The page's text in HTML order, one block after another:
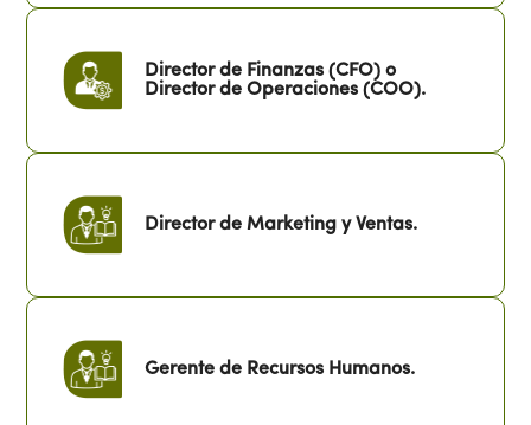
Director de Finanzas (CFO) o
Director de Operaciones (COO).
Director de Marketing y Ventas.
Gerente de Recursos Humanos.